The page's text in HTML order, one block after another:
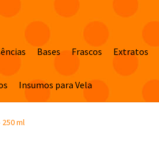
Bases Frascos Extratos
Insumos para Vela
ml